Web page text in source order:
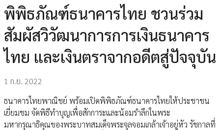
พิพิธภัณฑ์ธนาคารไทย ชวนร่วม
สัมผัสวิวัฒนาการการเงินธนาคาร
ไทย และเงินตราจากอดีตสู่ปัจจุบัน
1 ก.ย. 2022
ธนาคารไทยพาณิชย์ พร้อมเปิดพิพิธภัณฑ์ธนาคารไทยให้ประชาชน
เยี่ยมชม จัดพิธีทำบุญเพื่อสักการะและน้อมรำลึกในพระ
มหากรุณาธิคุณของพระบาทสมเด็จพระจุลจอมเกล้าเจ้าอยู่หัว รัชกาลที่